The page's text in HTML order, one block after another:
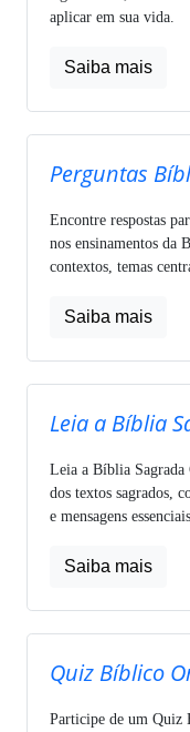
aplicar em sua vida.
Saiba mais
Perguntas
Encontre respostas
nos ensinamentos da
contextos, temas
Saiba mais
Leia a Bíblia
Leia a Bíblia Sagrada
dos textos sagrados,
e mensagens
Saiba mais
Quiz Bíblico
Participe de um Quiz